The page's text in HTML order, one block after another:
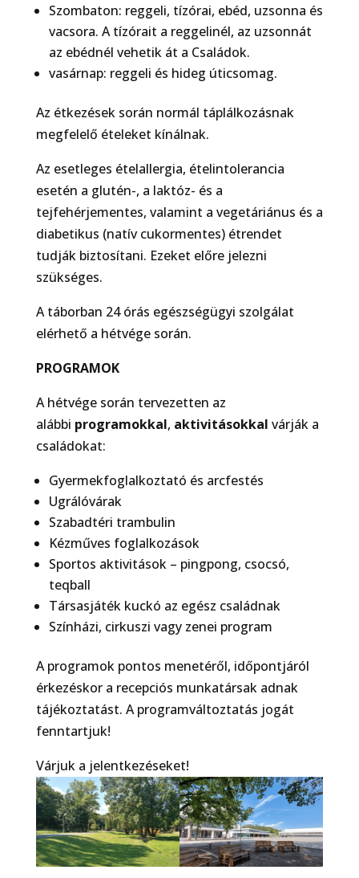
Szombaton: reggeli, tízórai, ebéd, uzsonna és
vacsora. A tízórait a reggelinél, az uzsonnát
az ebédnél vehetik át a Családok.
vasárnap: reggeli és hideg úticsomag.
Az étkezések során normál táplálkozásnak
megfelelő ételeket kínálnak.
Az esetleges ételallergia, ételintolerancia
esetén a glutén-, a laktóz- és a
tejfehérjementes, valamint a vegetáriánus és a
diabetikus (natív cukormentes) étrendet
tudják biztosítani. Ezeket előre jelezni
szükséges.
A táborban 24 órás egészségügyi szolgálat
elérhető a hétvége során.
PROGRAMOK
A hétvége során tervezetten az
alábbi programokkal, aktivitásokkal várják a
családokat:
Gyermekfoglalkoztató és arcfestés
Ugrálóvárak
Szabadtéri trambulin
Kézműves foglalkozások
Sportos aktivitások – pingpong, csocsó,
teqball
Társasjáték kuckó az egész családnak
Színházi, cirkuszi vagy zenei program
A programok pontos menetéről, időpontjáról
érkezéskor a recepciós munkatársak adnak
tájékoztatást. A programváltoztatás jogát
fenntartjuk!
Várjuk a jelentkezéseket!